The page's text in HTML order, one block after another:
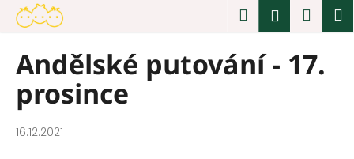
Přejít
obsah
Hledat
Andělské putování - 17.
prosince
16.12.2021
o
C
o
p
o